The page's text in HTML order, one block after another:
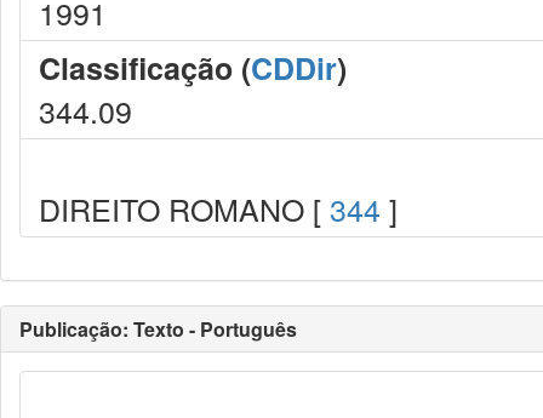
1991
Classificação (CDDir)
344.09
DIREITO ROMANO [ 344 ]
Publicação: Texto - Português